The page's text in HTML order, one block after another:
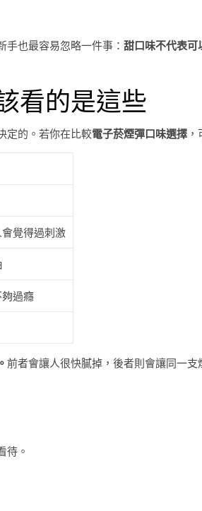
也最容易忽略一件事： 甜口味不代表可
看的是這些
定的。若你在比較電子菸煙彈口味選擇
覺得過刺激
過癮
前者會讓人很快膩掉，後者則會讓同一
待。